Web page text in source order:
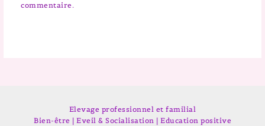
commentaire.
Elevage professionnel et familial
Bien-être | Eveil & Socialisation | Education positive